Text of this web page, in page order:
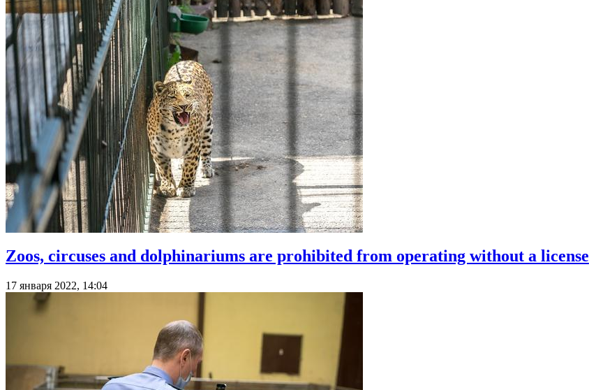
Zoos, circuses and dolphinariums are prohibited from operating without a license
17 января 2022, 14:04